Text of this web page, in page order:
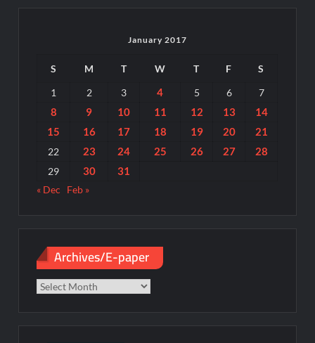
January 2017
S M T W T F
S
1
2 3 4 5 6 7
8 9 10 11 12 13
14
15
16 17 18 19 20 21
22 23 24 25 26 27 28
29 30 31
« Dec Feb »
Archives/E-paper